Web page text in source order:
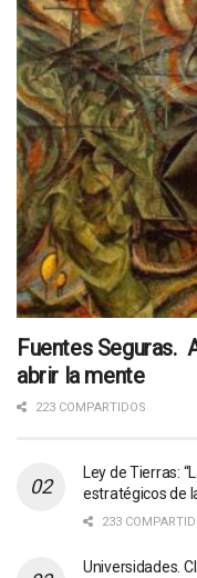
Fuentes Seguras.
abrir la mente
223 COMPARTIDOS
Ley de Tierras:
estratégicos de
233
Universidades.